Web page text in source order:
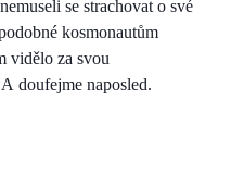
se strachovat o své
kosmonautům
vidělo za svou
doufejme naposled.